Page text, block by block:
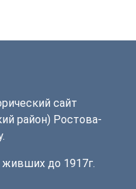
сайт
район) Ростова-
до 1917г.